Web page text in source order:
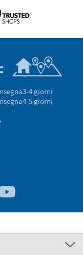
3-4 giorni
4-5 giorni